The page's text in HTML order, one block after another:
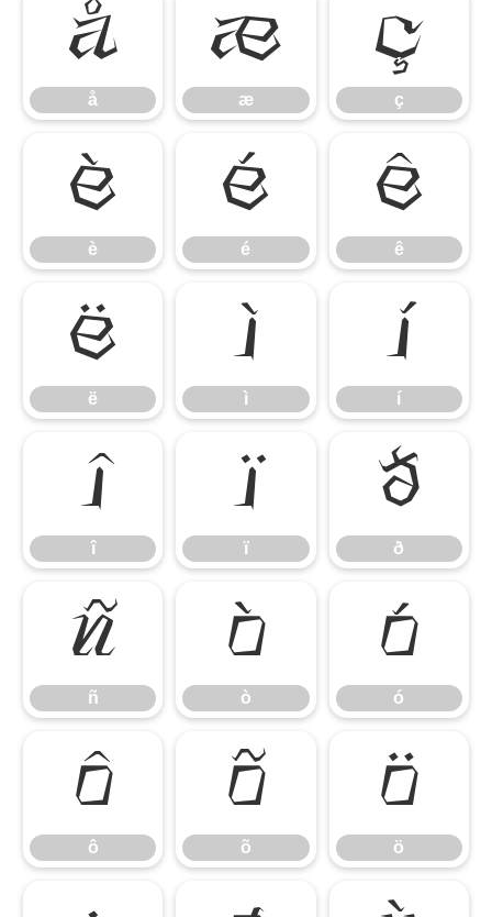
å
å
æ
æ
ç
ç
è
è
é
é
ê
ê
ë
ë
ì
ì
í
í
î
î
ï
ï
ð
ð
ñ
ñ
ò
ò
ó
ó
ô
ô
õ
õ
ö
ö